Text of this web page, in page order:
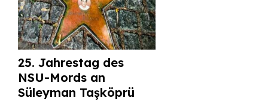
25. Jahrestag des
NSU-Mords an
Süleyman Taşköprü